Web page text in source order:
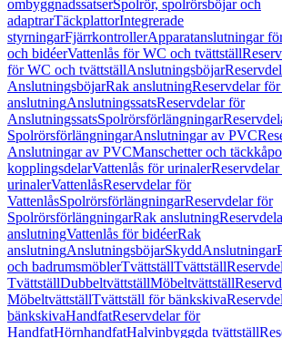
ombyggnadssatserSpolrör, spolrörsböjar och
adaptrarTäckplattorIntegrerade
styrningarFjärrkontrollerApparatanslutningar
och bidéerVattenlås för WC och tvättställ
för WC och tvättställAnslutningsböjar
AnslutningsböjarRak anslutningReservdelar
anslutningAnslutningssatsReservdelar för
AnslutningssatsSpolrörsförlängningar
SpolrörsförlängningarAnslutningar av PVC
Anslutningar av PVCManschetter och
kopplingsdelarVattenlås för urinaler
urinalerVattenlåsReservdelar för
VattenlåsSpolrörsförlängningarReservdelar för
SpolrörsförlängningarRak anslutning
anslutningVattenlås för bidéerRak
anslutningAnslutningsböjarSkyddAnslutningar
och badrumsmöblerTvättställTvättställ
TvättställDubbeltvättställMöbeltvättställ
MöbeltvättställTvättställ för bänkskiva
bänkskivaHandfatReservdelar för
HandfatHörnhandfatHalvinbyggda tvättställ